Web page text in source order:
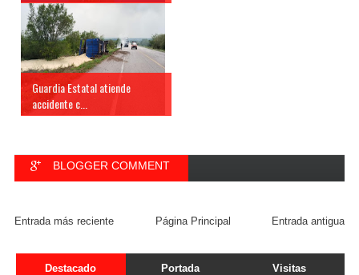
Guardia Estatal atiende
accidente c...
BLOGGER COMMENT
Entrada más reciente Entrada antigua
Página Principal
Destacado Portada Visitas